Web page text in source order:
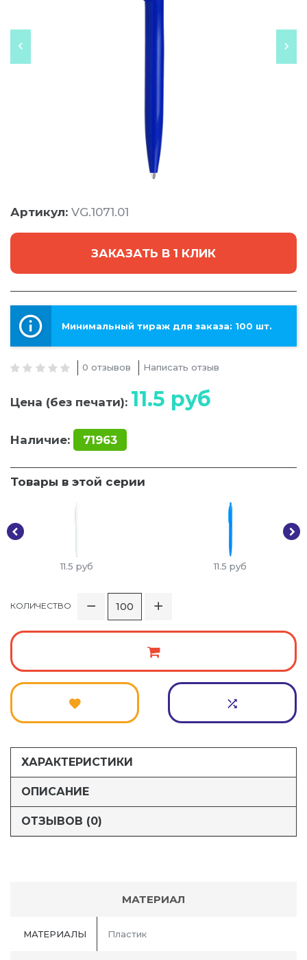
Артикул: VG.1071.01
ЗАКАЗАТЬ В 1 КЛИК
Минимальный тираж для заказа: 100 шт.
0 отзывов Написать отзыв
Цена (без печати): 11.5 руб
Наличие: 71963
Товары в этой серии
11.5 руб 11.5 руб
КОЛИЧЕСТВО
ХАРАКТЕРИСТИКИ
ОПИСАНИЕ
ОТЗЫВОВ (0)
МАТЕРИАЛ
МАТЕРИАЛЫ Пластик